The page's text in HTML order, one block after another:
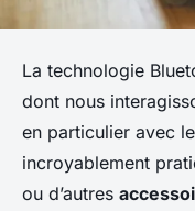
La technologie
dont nous
en particulier avec
incroyablement
ou d’autres